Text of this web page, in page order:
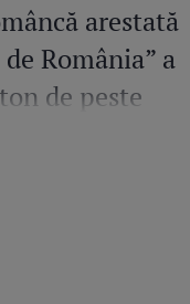
arestată
România” a
de peste